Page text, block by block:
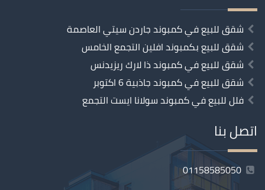
شقق للبيع في كمبوند جاردن سيتي العاصمة
شقق للبيع بكمبوند افلين التجمع الخامس
شقق للبيع في كمبوند ذا لارك ريزيدنس
شقق للبيع في كمبوند جاذبية 6 اكتوبر
فلل للبيع في كمبوند سولانا ايست التجمع
اتصل بنا